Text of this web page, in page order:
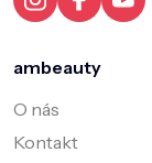
ambeauty
O nás
Kontakt